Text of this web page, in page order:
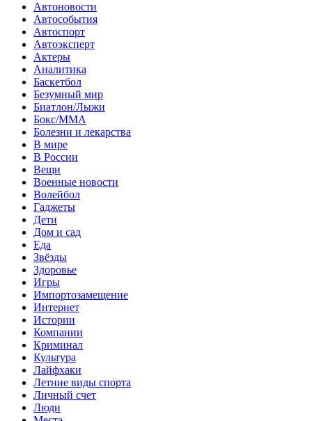
Автоновости
Автособытия
Автоспорт
Автоэксперт
Актеры
Аналитика
Баскетбол
Безумный мир
Биатлон/Лыжи
Бокс/MMA
Болезни и лекарства
В мире
В России
Вещи
Военные новости
Волейбол
Гаджеты
Дети
Дом и сад
Еда
Звёзды
Здоровье
Игры
Импортозамещение
Интернет
Истории
Компании
Криминал
Культура
Лайфхаки
Летние виды спорта
Личный счет
Люди